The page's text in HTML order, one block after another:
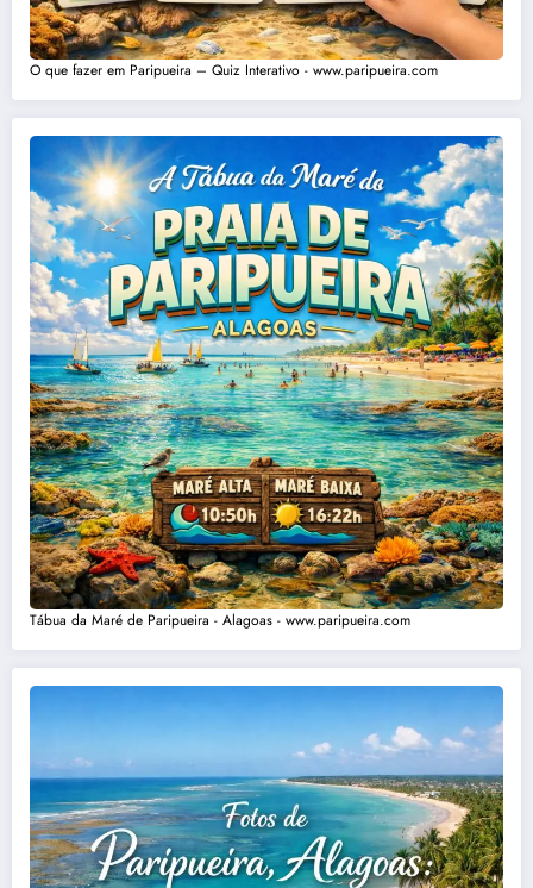
O que fazer em Paripueira – Quiz Interativo - www.paripueira.com
Tábua da Maré de Paripueira - Alagoas - www.paripueira.com